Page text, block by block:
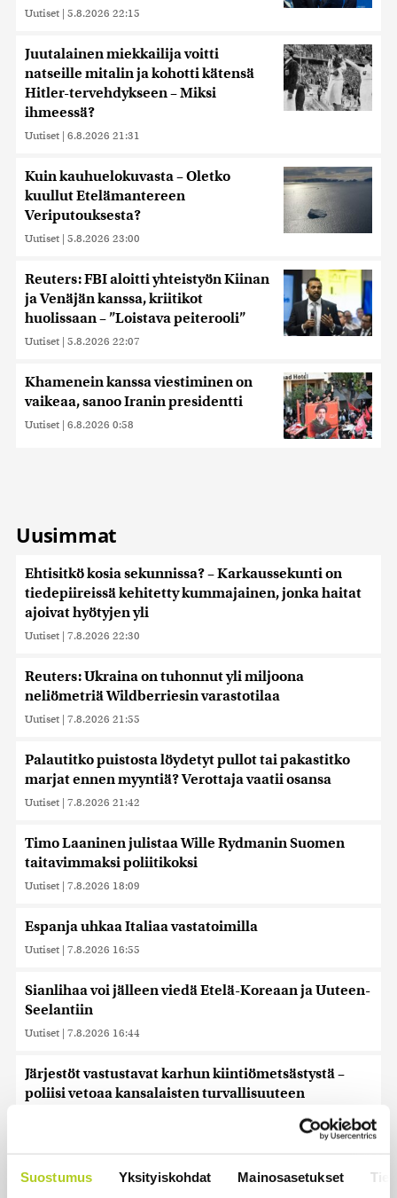
Suostumus Yksityiskohdat Mainosasetukset
Uutiset | 5.8.2026 22:15
Juutalainen miekkailija voitti
natseille mitalin ja kohotti kätensä
Hitler-tervehdykseen – Miksi
ihmeessä?
Uutiset | 6.8.2026 21:31
Kuin kauhuelokuvasta – Oletko
kuullut Etelämantereen
Veriputouksesta?
Uutiset | 5.8.2026 23:00
Reuters: FBI aloitti yhteistyön Kiinan
ja Venäjän kanssa, kriitikot
huolissaan – ”Loistava peiterooli”
Uutiset | 5.8.2026 22:07
Khamenein kanssa viestiminen on
vaikeaa, sanoo Iranin presidentti
Uutiset | 6.8.2026 0:58
Uusimmat
Ehtisitkö kosia sekunnissa? – Karkaussekunti on
tiedepiireissä kehitetty kummajainen, jonka haitat
ajoivat hyötyjen yli
Uutiset | 7.8.2026 22:30
Reuters: Ukraina on tuhonnut yli miljoona
neliömetriä Wildberriesin varastotilaa
Uutiset | 7.8.2026 21:55
Palautitko puistosta löydetyt pullot tai pakastitko
marjat ennen myyntiä? Verottaja vaatii osansa
Uutiset | 7.8.2026 21:42
Timo Laaninen julistaa Wille Rydmanin Suomen
taitavimmaksi poliitikoksi
Uutiset | 7.8.2026 18:09
Espanja uhkaa Italiaa vastatoimilla
Uutiset | 7.8.2026 16:55
Sianlihaa voi jälleen viedä Etelä-Koreaan ja Uuteen-
Seelantiin
Uutiset | 7.8.2026 16:44
Järjestöt vastustavat karhun kiintiömetsästystä –
poliisi vetoaa kansalaisten turvallisuuteen
Ruokavirasto muuttaa rajoituksia afrikkalaisen
sikaruton tartuntavyöhykkeellä